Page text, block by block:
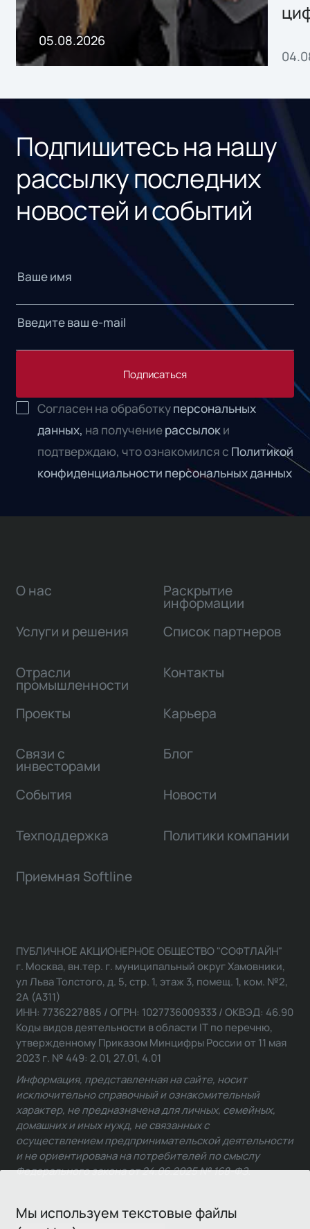
05.08.2026
Подпишитесь на нашу
рассылку последних
новостей и событий
Подписаться
Согласен на обработкуперсональных
данных, на получениерассылоки
подтверждаю, что ознакомился с Политикой
конфиденциальности персональных данных
Мы используем текстовые файлы
О нас
Услуги и решения
Отрасли
промышленности
Проекты
Связи с
инвесторами
Раскрытие
информации
Список партнеров
Контакты
Карьера
Блог
События Новости
Техподдержка Политики компании
Приемная Softline
ПУБЛИЧНОЕ АКЦИОНЕРНОЕ ОБЩЕСТВО "СОФТЛАЙН"
г. Москва, вн.тер. г. муниципальный округ Хамовники,
ул Льва Толстого, д. 5, стр. 1, этаж 3, помещ. 1, ком. №2,
2А (А311)
ИНН: 7736227885 / ОГРН: 1027736009333 / ОКВЭД: 46.90
Коды видов деятельности в области IT по перечню,
утвержденному Приказом Минцифры России от 11 мая
2023 г. № 449: 2.01, 27.01, 4.01
Информация, представленная на сайте, носит
исключительно справочный и ознакомительный
характер, не предназначена для личных, семейных,
домашних и иных нужд, не связанных с
осуществлением предпринимательской деятельности
и не ориентирована на потребителей по смыслу
Федерального закона от 24.06.2025 № 168-ФЗ.